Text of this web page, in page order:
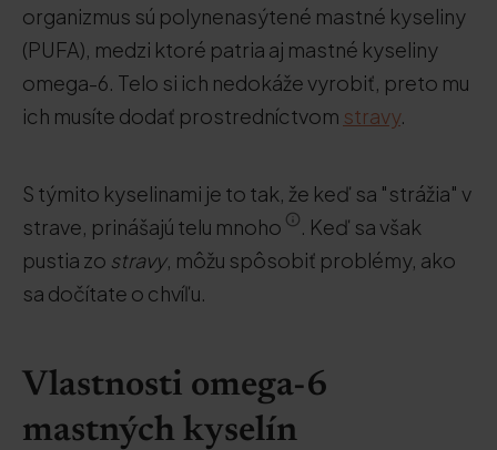
organizmus sú polynenasýtené mastné kyseliny
(PUFA), medzi ktoré patria aj mastné kyseliny
omega-6. Telo si ich nedokáže vyrobiť, preto mu
ich musíte dodať prostredníctvom stravy.
S týmito kyselinami je to tak, že keď sa "strážia" v
strave, prinášajú telu mnoho
. Keď sa však
pustia zo stravy, môžu spôsobiť problémy, ako
sa dočítate o chvíľu.
Vlastnosti omega-6
mastných kyselín